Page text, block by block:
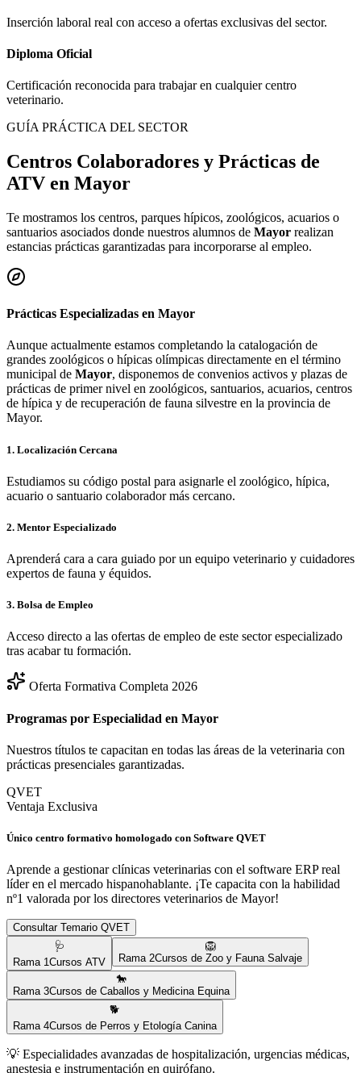
Inserción laboral real con acceso a ofertas exclusivas del sector.
Diploma Oficial
Certificación reconocida para trabajar en cualquier centro
veterinario.
GUÍA PRÁCTICA DEL SECTOR
Centros Colaboradores y Prácticas de
ATV en Mayor
Te mostramos los centros, parques hípicos, zoológicos, acuarios o
santuarios asociados donde nuestros alumnos de Mayor realizan
estancias prácticas garantizadas para incorporarse al empleo.
Prácticas Especializadas en Mayor
Aunque actualmente estamos completando la catalogación de
grandes zoológicos o hípicas olímpicas directamente en el término
municipal de Mayor, disponemos de convenios activos y plazas de
prácticas de primer nivel en zoológicos, santuarios, acuarios, centros
de hípica y de recuperación de fauna silvestre en la provincia de
Mayor.
1. Localización Cercana
Estudiamos su código postal para asignarle el zoológico, hípica,
acuario o santuario colaborador más cercano.
2. Mentor Especializado
Aprenderá cara a cara guiado por un equipo veterinario y cuidadores
expertos de fauna y équidos.
3. Bolsa de Empleo
Acceso directo a las ofertas de empleo de este sector especializado
tras acabar tu formación.
Oferta Formativa Completa 2026
Programas por Especialidad en Mayor
Nuestros títulos te capacitan en todas las áreas de la veterinaria con
prácticas presenciales garantizadas.
QVET
Ventaja Exclusiva
Único centro formativo homologado con Software QVET
Aprende a gestionar clínicas veterinarias con el software ERP real
líder en el mercado hispanohablante. ¡Te capacita con la habilidad
nº1 valorada por los directores veterinarios de Mayor!
Consultar Temario QVET
🩺
Rama 1Cursos ATV
🦁
Rama 2Cursos de Zoo y Fauna Salvaje
🐎
Rama 3Cursos de Caballos y Medicina Equina
🐕
Rama 4Cursos de Perros y Etología Canina
💡 Especialidades avanzadas de hospitalización, urgencias médicas,
anestesia e instrumentación en quirófano.